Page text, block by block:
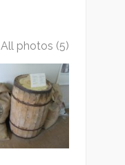
All photos (5)